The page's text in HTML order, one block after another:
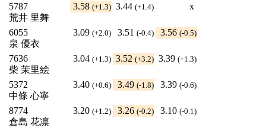
5787
荒井 里舞
3.58 (+1.3) 3.44 (+1.4) x
6055
泉 優衣
3.09 (+2.0) 3.51 (-0.4) 3.56 (-0.5)
7636
柴 茉里絵
3.04 (+1.3) 3.52 (+3.2) 3.39 (+1.3)
5372
中條 心寧
3.40 (+0.6) 3.49 (-1.8) 3.39 (-0.6)
8774
倉島 花凛
3.20 (+1.2) 3.26 (-0.2) 3.10 (-0.1)